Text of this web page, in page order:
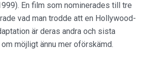
En film som nominerades till tre
vad man trodde att en Hollywood-
är deras andra och sista
möjligt ännu mer oförskämd.